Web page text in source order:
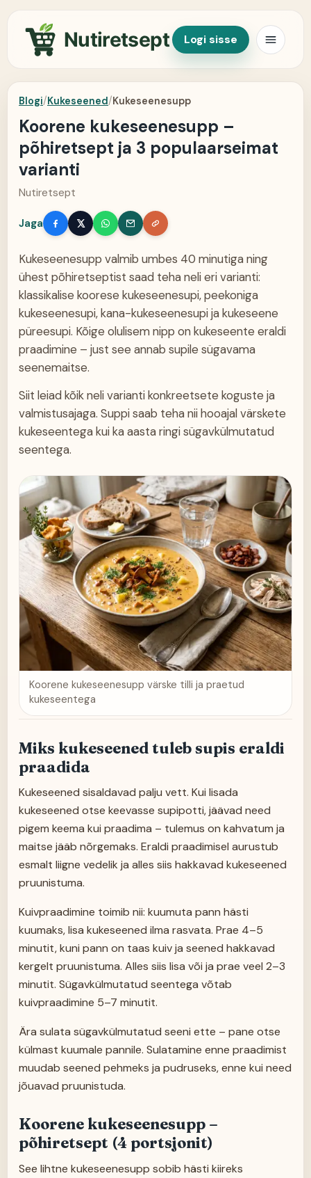
Nutiretsept Logi sisse
Blogi/Kukeseened/Kukeseenesupp
Koorene kukeseenesupp –
põhiretsept ja 3 populaarseimat
varianti
Nutiretsept
Jaga
Kukeseenesupp valmib umbes 40 minutiga ning
ühest põhiretseptist saad teha neli eri varianti:
klassikalise koorese kukeseenesupi, peekoniga
kukeseenesupi, kana-kukeseenesupi ja kukeseene
püreesupi. Kõige olulisem nipp on kukeseente eraldi
praadimine – just see annab supile sügavama
seenemaitse.
Siit leiad kõik neli varianti konkreetsete koguste ja
valmistusajaga. Suppi saab teha nii hooajal värskete
kukeseentega kui ka aasta ringi sügavkülmutatud
seentega.
Koorene kukeseenesupp värske tilli ja praetud
kukeseentega
Miks kukeseened tuleb supis eraldi
praadida
Kukeseened sisaldavad palju vett. Kui lisada
kukeseened otse keevasse supipotti, jäävad need
pigem keema kui praadima – tulemus on kahvatum ja
maitse jääb nõrgemaks. Eraldi praadimisel aurustub
esmalt liigne vedelik ja alles siis hakkavad kukeseened
pruunistuma.
Kuivpraadimine toimib nii: kuumuta pann hästi
kuumaks, lisa kukeseened ilma rasvata. Prae 4–5
minutit, kuni pann on taas kuiv ja seened hakkavad
kergelt pruunistuma. Alles siis lisa või ja prae veel 2–3
minutit. Sügavkülmutatud seentega võtab
kuivpraadimine 5–7 minutit.
Ära sulata sügavkülmutatud seeni ette – pane otse
külmast kuumale pannile. Sulatamine enne praadimist
muudab seened pehmeks ja pudruseks, enne kui need
jõuavad pruunistuda.
Koorene kukeseenesupp –
põhiretsept (4 portsjonit)
See lihtne kukeseenesupp sobib hästi kiireks